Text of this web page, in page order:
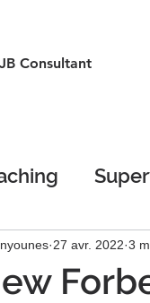
JB Consultant
27 avr. 2022 3